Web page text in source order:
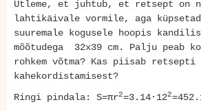
Ütleme, et juhtub, et retsept on
lahtikäivale vormile, aga
suuremale kogusele hoopis
mõõtudega 32x39 cm. Palju peab
rohkem võtma? Kas piisab retsepti
kahekordistamisest?
Ringi pindala: S=πr2=3.14·122